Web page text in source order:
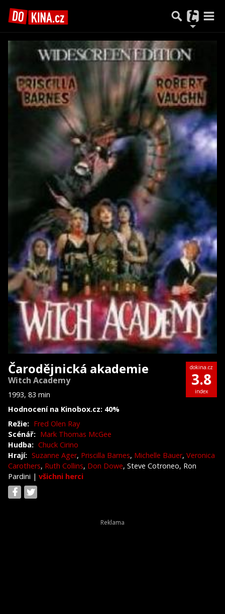
Čarodějnická akademie
Witch Academy
1993, 83 min
Hodnocení na Kinobox.cz: 40%
dokina.cz
3.8
index
Režie: Fred Olen Ray
Scénář: Mark Thomas McGee
Hudba: Chuck Cirino
Hrají: Suzanne Ager, Priscilla Barnes, Michelle Bauer, Veronica
Carothers, Ruth Collins, Don Dowe, Steve Cotroneo, Ron
Pardini | všichni herci